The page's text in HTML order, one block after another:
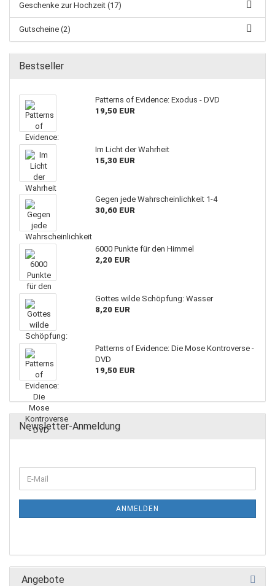
Geschenke zur Hochzeit (17)
Gutscheine (2)
Bestseller
Patterns of Evidence: Exodus - DVD
19,50 EUR
Im Licht der Wahrheit
15,30 EUR
Gegen jede Wahrscheinlichkeit 1-4
30,60 EUR
6000 Punkte für den Himmel
2,20 EUR
Gottes wilde Schöpfung: Wasser
8,20 EUR
Patterns of Evidence: Die Mose Kontroverse -
DVD
19,50 EUR
Newsletter-Anmeldung
ANMELDEN
Angebote